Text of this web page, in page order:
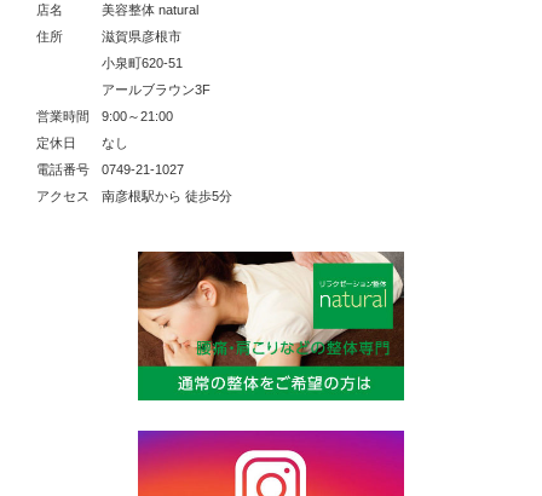
店名
美容整体 natural
住所
滋賀県彦根市
小泉町620-51
アールブラウン3F
営業時間
9:00～21:00
定休日
なし
電話番号
0749-21-1027
アクセス
南彦根駅から 徒歩5分